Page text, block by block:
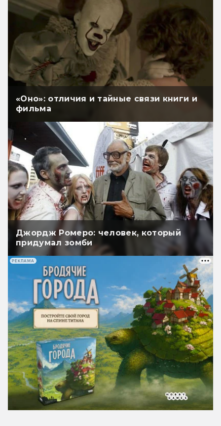
«Оно»: отличия и тайные связи книги и
фильма
Джордж Ромеро: человек, который
придумал зомби
РЕКЛАМА